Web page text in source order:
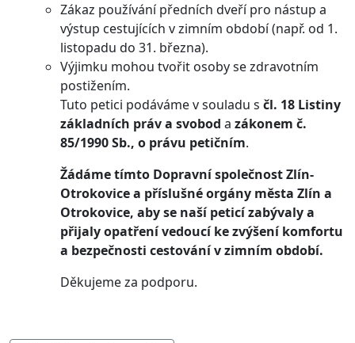
Zákaz používání předních dveří pro nástup a
výstup cestujících v zimním období (např. od 1.
listopadu do 31. března).
Výjimku mohou tvořit osoby se zdravotním
postižením.
Tuto petici podáváme v souladu s čl. 18 Listiny
základních práv a svobod a zákonem č.
85/1990 Sb., o právu petičním.
Žádáme tímto Dopravní společnost Zlín-
Otrokovice a příslušné orgány města Zlín a
Otrokovice, aby se naší peticí zabývaly a
přijaly opatření vedoucí ke zvýšení komfortu
a bezpečnosti cestování v zimním období.
Děkujeme za podporu.